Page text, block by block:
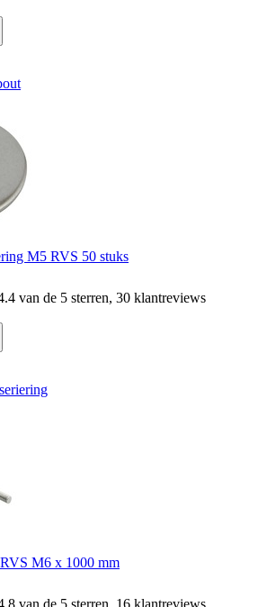
M5 RVS 50 stuks
van de 5 sterren, 30 klantreviews
M6 x 1000 mm
van de 5 sterren, 16 klantreviews